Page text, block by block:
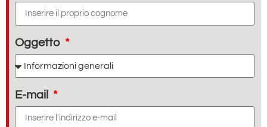
Oggetto
E-mail